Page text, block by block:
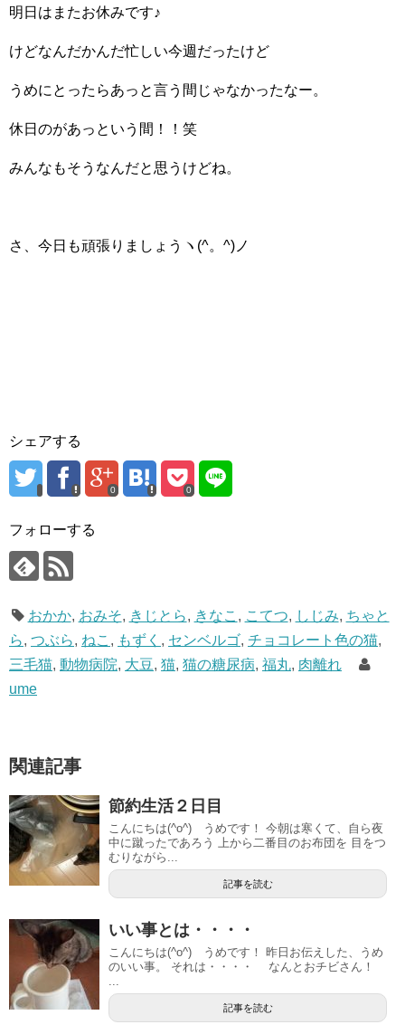
明日はまたお休みです♪
けどなんだかんだ忙しい今週だったけど
うめにとったらあっと言う間じゃなかったなー。
休日のがあっという間！！笑
みんなもそうなんだと思うけどね。
さ、今日も頑張りましょうヽ(^。^)ノ
シェアする
0 0
フォローする
おかか, おみそ, きじとら, きなこ , こてつ, しじみ, ちゃと
ら, つぶら, ねこ , もずく , センベルゴ, チョコレート色の猫,
三毛猫, 動物病院, 大豆, 猫, 猫の糖尿病, 福丸, 肉離れ
ume
関連記事
節約生活２日目
こんにちは(^o^) うめです！ 今朝は寒くて、自ら夜
中に蹴ったであろう 上から二番目のお布団を 目をつ
むりながら...
記事を読む
いい事とは・・・・
こんにちは(^o^) うめです！ 昨日お伝えした、うめ
のいい事。 それは・・・・ なんとおチビさん！
記事を読む